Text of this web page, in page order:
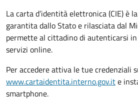
La carta d’identità elettronica (CIE) è
garantita dallo Stato e rilasciata dal
permette al cittadino di autenticarsi
servizi online.
Per accedere attiva le tue credenziali
www.cartaidentita.interno.gov.ite
smartphone.